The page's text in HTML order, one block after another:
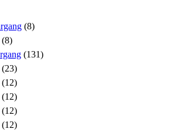
(8)
(8)
(131)
(23)
(12)
(12)
(12)
(12)